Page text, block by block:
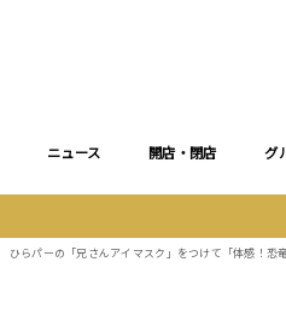
ニュース 開店・閉店 グ
ひらパーの「兄さんアイマスク」をつけて「体感！恐